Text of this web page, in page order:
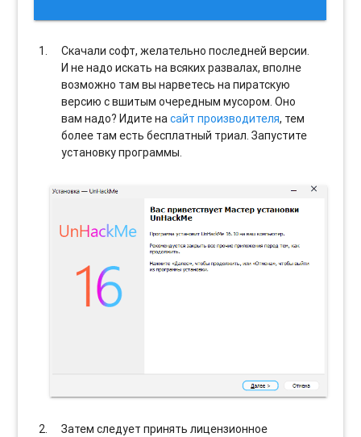
Скачали софт, желательно последней версии.
И не надо искать на всяких развалах, вполне
возможно там вы нарветесь на пиратскую
версию с вшитым очередным мусором. Оно
вам надо? Идите насайт производителя, тем
более там есть бесплатный триал. Запустите
установку программы.
Затем следует принять лицензионное